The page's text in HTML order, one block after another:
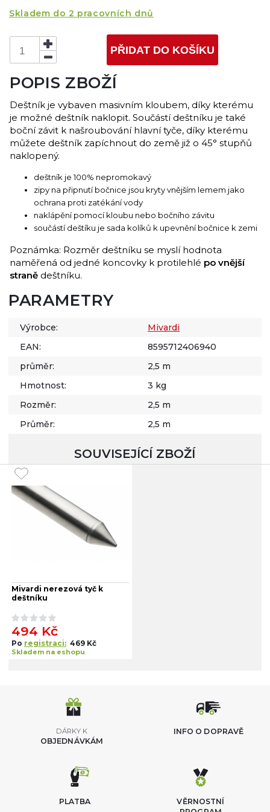
Skladem do 2 pracovních dnů
PŘIDAT DO KOŠÍKU
POPIS ZBOŽÍ
Deštník je vybaven masivním kloubem, díky kterému
je možné deštník naklopit. Součástí deštníku je také
boční závit k našroubování hlavní tyče, díky kterému
můžete deštník zapíchnout do země již o 45° stupňů
naklopený.
deštník je 100% nepromokavý
zipy na připnutí bočnice jsou kryty vnějším lemem jako
ochrana proti zatékání vody
naklápění pomocí kloubu nebo bočního závitu
součástí deštíku je sada kolíků k upevnění bočnice k zemi
Poznámka: Rozměr deštníku se myslí hodnota
naměřená od jedné koncovky k protilehlé po vnější
straně deštníku.
PARAMETRY
Výrobce:
Mivardi
EAN:
8595712406940
průměr:
2,5 m
Hmotnost:
3 kg
Rozměr:
2,5 m
Průměr:
2,5 m
SOUVISEJÍCÍ ZBOŽÍ
Mivardi nerezová tyč k
deštníku
494 Kč
Po registraci: 469 Kč
Skladem na eshopu
DÁRKY K
OBJEDNÁVKÁM
INFO O DOPRAVĚ
VĚRNOSTNÍ
PLATBA